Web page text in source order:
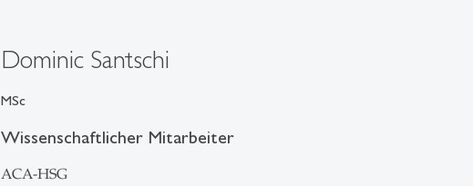
Dominic Santschi
MSc
Wissenschaftlicher Mitarbeiter
ACA-HSG